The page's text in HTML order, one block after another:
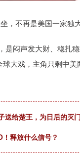
，不再是美国一家独
是闷声发大财、稳扎
大戏，主角只剩中美
送给楚王，为日后的灭
释放什么信号？